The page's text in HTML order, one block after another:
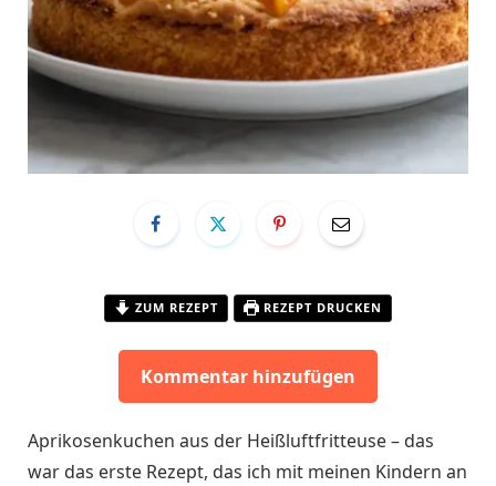
ZUM REZEPT REZEPT DRUCKEN
Kommentar hinzufügen
Aprikosenkuchen aus der Heißluftfritteuse – das
war das erste Rezept, das ich mit meinen Kindern an